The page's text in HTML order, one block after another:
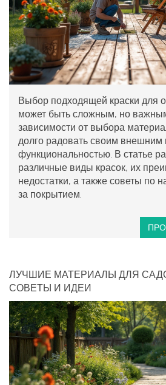
Выбор подходящей краски для
может быть сложным, но
зависимости от выбора
долго радовать своим внешним
функциональностью. В статье
различные виды красок, их
недостатки, а также советы по
за покрытием.
ЛУЧШИЕ МАТЕРИАЛЫ ДЛЯ
СОВЕТЫ И ИДЕИ